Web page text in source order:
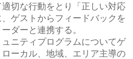
切な行動をとり「正しい対応
ゲストからフィードバックを
ダーと連携する。
ニティプログラムについてゲ
ーカル、地域、エリア主導の